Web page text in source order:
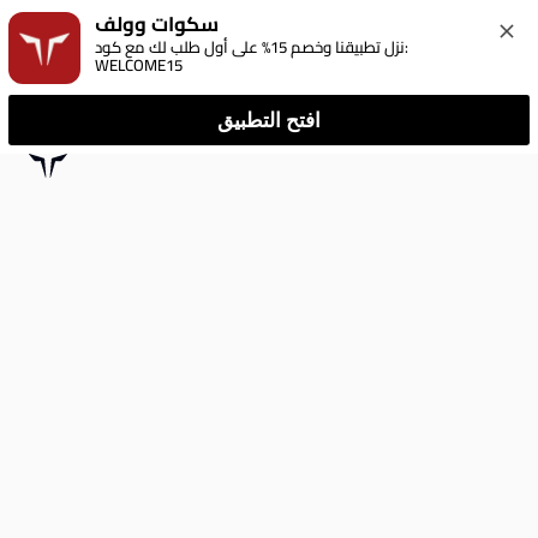
سكوات وولف
نزل تطبيقنا وخصم 15% على أول طلب لك مع كود:
WELCOME15
افتح التطبيق